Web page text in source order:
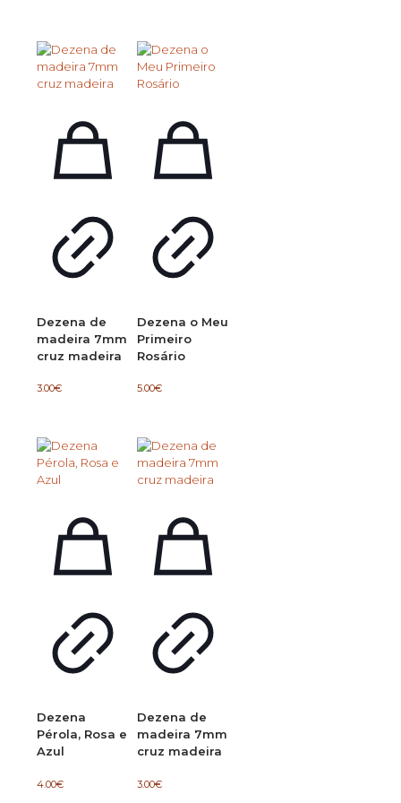
Dezena de
madeira 7mm
cruz madeira
3.00€
Dezena o Meu
Primeiro
Rosário
5.00€
Dezena
Pérola, Rosa e
Azul
4.00€
Dezena de
madeira 7mm
cruz madeira
3.00€